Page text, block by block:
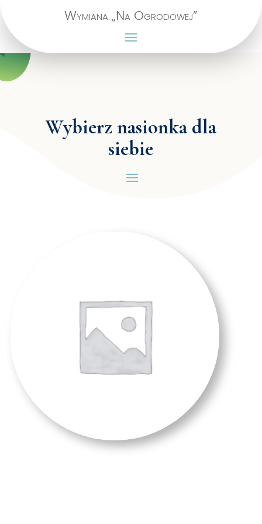
Wymiana „Na Ogrodowej”
Wybierz nasionka dla
siebie